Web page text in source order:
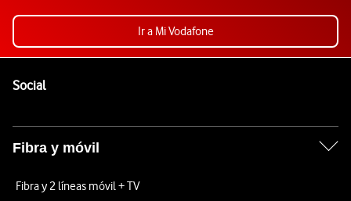
Ir a Mi Vodafone
SocialEnlaces a las redes sociales de Vodafone
Fibra y móvil
Fibra y 2 líneas móvil + TV